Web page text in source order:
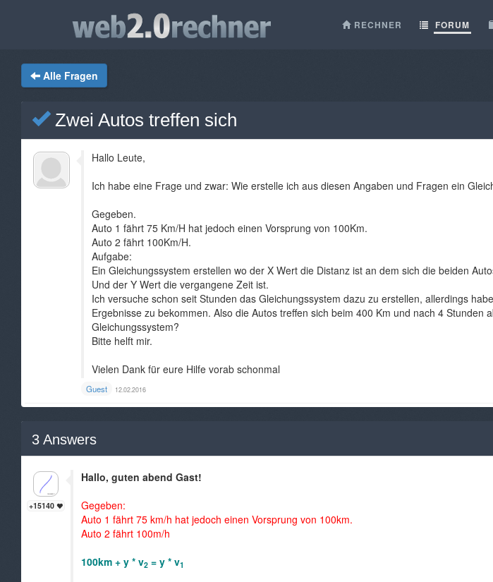
RECHNER FORUM
Alle Fragen
Zwei Autos treffen sich
Hallo Leute,
Ich habe eine Frage und zwar: Wie erstelle ich aus diesen Angaben und Fragen ein
Gegeben.
Auto 1 fährt 75 Km/H hat jedoch einen Vorsprung von 100Km.
Auto 2 fährt 100Km/H.
Aufgabe:
Ein Gleichungssystem erstellen wo der X Wert die Distanz ist an dem sich die beiden
Und der Y Wert die vergangene Zeit ist.
Ich versuche schon seit Stunden das Gleichungssystem dazu zu erstellen, allerdings
Ergebnisse zu bekommen. Also die Autos treffen sich beim 400 Km und nach 4 Stunden
Gleichungssystem?
Bitte helft mir.
Vielen Dank für eure Hilfe vorab schonmal
Guest 12.02.2016
3 Answers
+15140
Hallo, guten abend Gast!
Gegeben:
Auto 1 fährt 75 km/h hat jedoch einen Vorsprung von 100km.
Auto 2 fährt 100m/h
100km + y * v2 = y * v1